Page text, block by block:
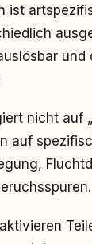
ist
und
nicht auf
auf